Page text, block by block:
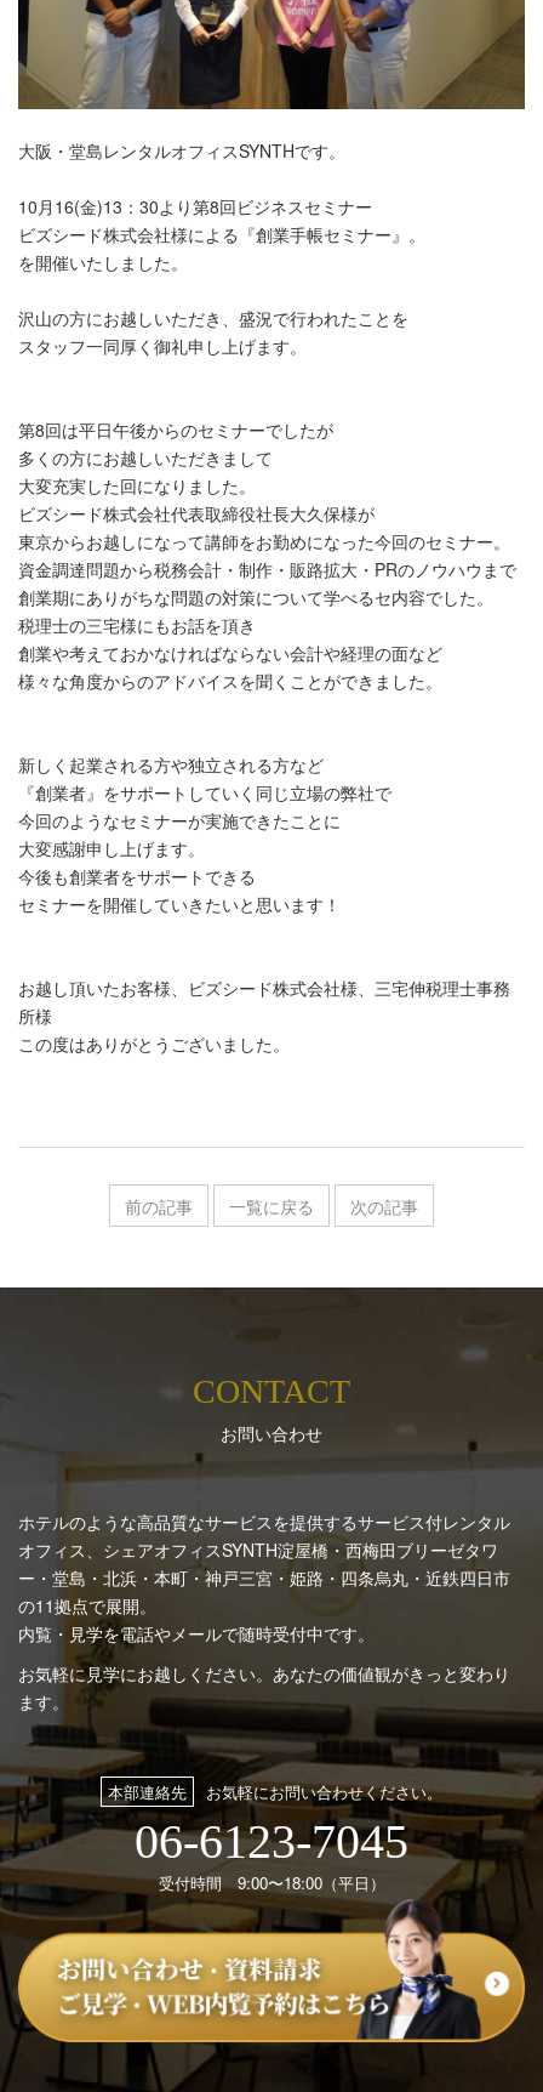
大阪・堂島レンタルオフィスSYNTHです。
10月16(金)13：30より第8回ビジネスセミナー
ビズシード株式会社様による『創業手帳セミナー』。
を開催いたしました。
沢山の方にお越しいただき、盛況で行われたことを
スタッフ一同厚く御礼申し上げます。
第8回は平日午後からのセミナーでしたが
多くの方にお越しいただきまして
大変充実した回になりました。
ビズシード株式会社代表取締役社長大久保様が
東京からお越しになって講師をお勤めになった今回のセミナー。
資金調達問題から税務会計・制作・販路拡大・PRのノウハウまで
創業期にありがちな問題の対策について学べるセ内容でした。
税理士の三宅様にもお話を頂き
創業や考えておかなければならない会計や経理の面など
様々な角度からのアドバイスを聞くことができました。
新しく起業される方や独立される方など
『創業者』をサポートしていく同じ立場の弊社で
今回のようなセミナーが実施できたことに
大変感謝申し上げます。
今後も創業者をサポートできる
セミナーを開催していきたいと思います！
お越し頂いたお客様、ビズシード株式会社様、三宅伸税理士事務
所様
この度はありがとうございました。
前の記事 一覧に戻る 次の記事
CONTACT
お問い合わせ
ホテルのような高品質なサービスを提供するサービス付レンタル
オフィス、シェアオフィスSYNTH淀屋橋・西梅田ブリーゼタワ
ー・堂島・北浜・本町・神戸三宮・姫路・四条烏丸・近鉄四日市
の11拠点で展開。
内覧・見学を電話やメールで随時受付中です。
お気軽に見学にお越しください。あなたの価値観がきっと変わり
ます。
本部連絡先 お気軽にお問い合わせください。
06-6123-7045
受付時間 9:00〜18:00（平日）